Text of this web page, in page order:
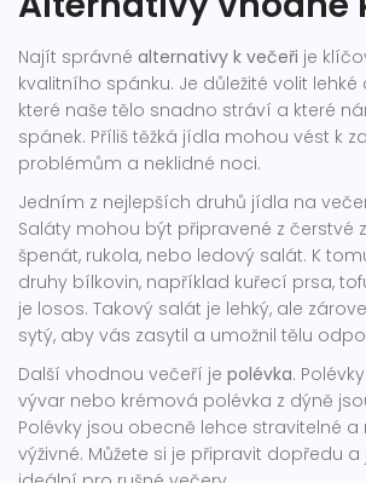
Najít správné alternativy k večeři je
kvalitního spánku. Je důležité volit lehké
které naše tělo snadno stráví a které
spánek. Příliš těžká jídla mohou vést k
problémům a neklidné noci.
Jedním z nejlepších druhů jídla na
Saláty mohou být připravené z čerstvé
špenát, rukola, nebo ledový salát. K
druhy bílkovin, například kuřecí prsa,
je losos. Takový salát je lehký, ale
sytý, aby vás zasytil a umožnil tělu
Další vhodnou večeří je polévka.
vývar nebo krémová polévka z dýně
Polévky jsou obecně lehce stravitelné
výživné. Můžete si je připravit dopředu a